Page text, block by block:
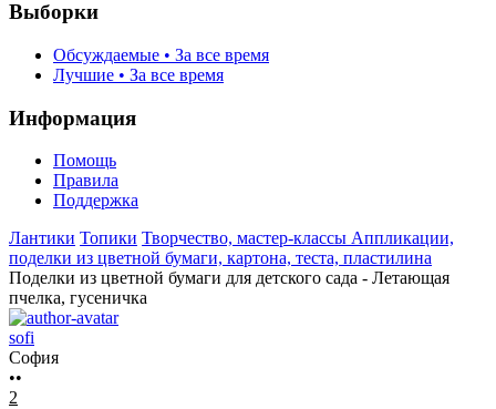
Выборки
Обсуждаемые • За все время
Лучшие • За все время
Информация
Помощь
Правила
Поддержка
Лантики Топики Творчество, мастер-классы Аппликации,
поделки из цветной бумаги, картона, теста, пластилина
Поделки из цветной бумаги для детского сада - Летающая
пчелка, гусеничка
sofi
София
••
2